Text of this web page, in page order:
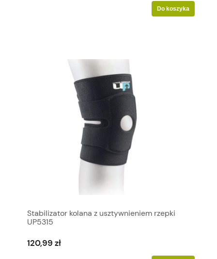
Do koszyka
Stabilizator kolana z usztywnieniem rzepki
UP5315
120,99 zł